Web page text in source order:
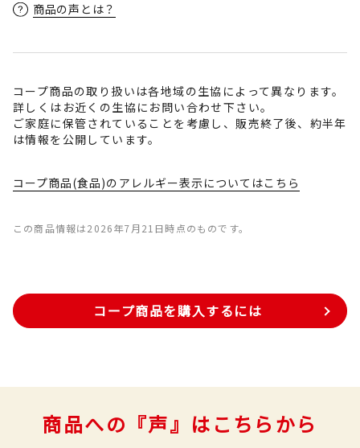
商品の声とは？
コープ商品の取り扱いは各地域の生協によって異なります。
詳しくはお近くの生協にお問い合わせ下さい。
ご家庭に保管されていることを考慮し、販売終了後、約半年
は情報を公開しています。
コープ商品(食品)のアレルギー表示についてはこちら
この商品情報は2026年7月21日時点のものです。
コープ商品を購入するには
商品への『声』はこちらから